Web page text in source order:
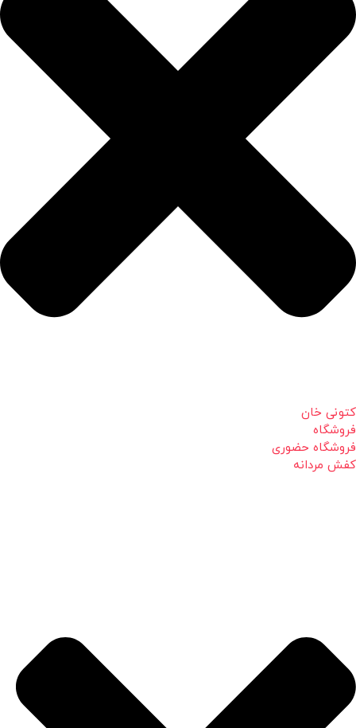
کتونی خان
فروشگاه
فروشگاه حضوری
کفش مردانه